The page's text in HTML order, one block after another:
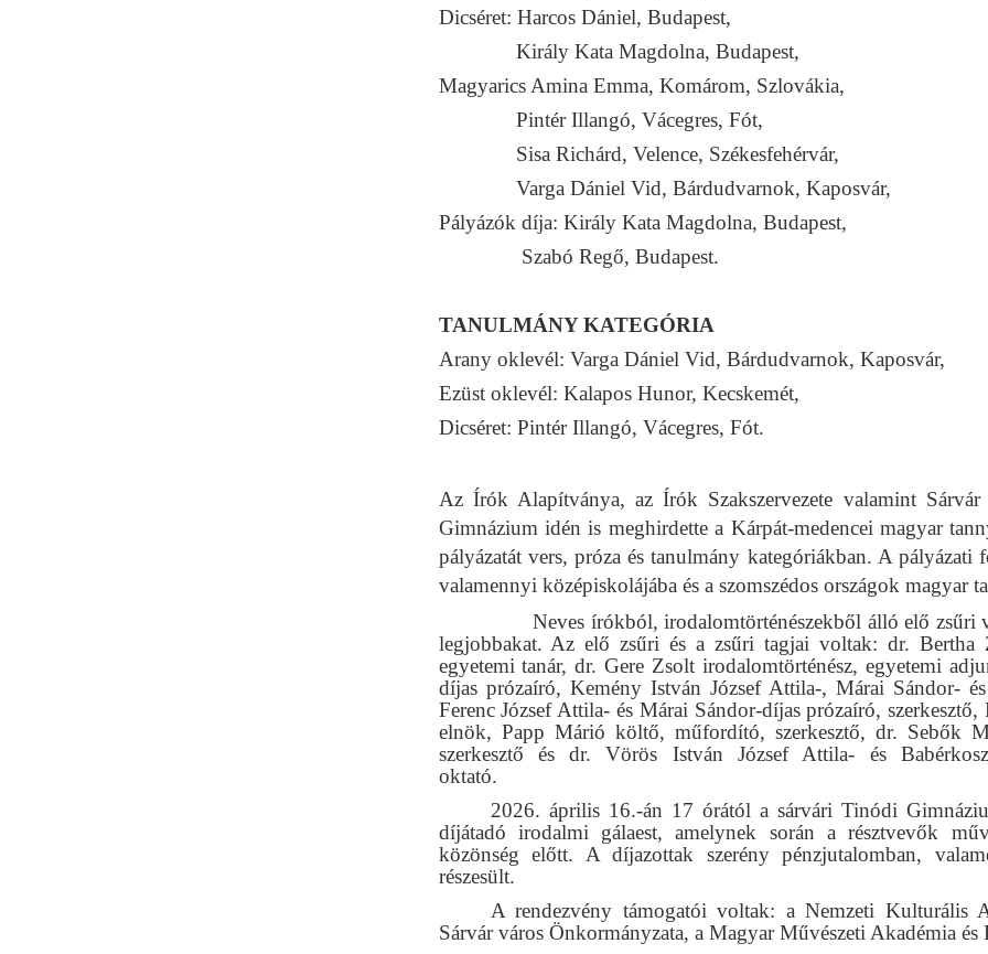
Dicséret: Harcos Dániel, Budapest,
Király Kata Magdolna, Budapest,
Magyarics Amina Emma, Komárom, Szlovákia,
Pintér Illangó, Vácegres, Fót,
Sisa Richárd, Velence, Székesfehérvár,
Varga Dániel Vid, Bárdudvarnok, Kaposvár,
Pályázók díja: Király Kata Magdolna, Budapest,
Szabó Regő, Budapest.
TANULMÁNY KATEGÓRIA
Arany oklevél: Varga Dániel Vid, Bárdudvarnok, Kaposvár,
Ezüst oklevél: Kalapos Hunor, Kecskemét,
Dicséret: Pintér Illangó, Vácegres, Fót.
Az Írók Alapítványa, az Írók Szakszervezete valamint
Gimnázium idén is meghirdette a Kárpát-medencei magyar
pályázatát vers, próza és tanulmány kategóriákban. A
valamennyi középiskolájába és a szomszédos országok magyar
Neves írókból, irodalomtörténészekből álló elő zsűri
legjobbakat. Az elő zsűri és a zsűri tagjai voltak: dr. Bertha
egyetemi tanár, dr. Gere Zsolt irodalomtörténész, egyetemi
díjas prózaíró, Kemény István József Attila-, Márai Sándor-
Ferenc József Attila- és Márai Sándor-díjas prózaíró,
elnök, Papp Márió költő, műfordító, szerkesztő, dr. Sebők
szerkesztő és dr. Vörös István József Attila- és
2026. április 16.-án 17 órától a sárvári Tinódi
díjátadó irodalmi gálaest, amelynek során a résztvevők
közönség előtt. A díjazottak szerény pénzjutalomban,
részesült.
A rendezvény támogatói voltak: a Nemzeti Kulturális
Sárvár város Önkormányzata, a Magyar Művészeti Akadémia